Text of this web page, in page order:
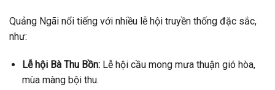
Quảng Ngãi nổi tiếng với nhiều lễ hội truyền thống đặc sắc,
như:
Lễ hội Bà Thu Bồn:Lễ hội cầu mong mưa thuận gió hòa,
mùa màng bội thu.